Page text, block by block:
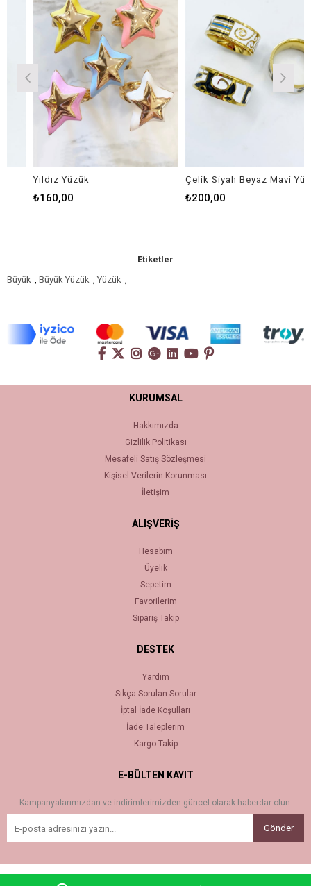
Yıldız Yüzük
₺160,00
Çelik Siyah Beyaz Mavi Yüzük
₺200,00
Etiketler
Büyük
Büyük Yüzük Yüzük
KURUMSAL
Hakkımızda
Gizlilik Politikası
Mesafeli Satış Sözleşmesi
Kişisel Verilerin Korunması
İletişim
ALIŞVERİŞ
Hesabım
Üyelik
Sepetim
Favorilerim
Sipariş Takip
DESTEK
Yardım
Sıkça Sorulan Sorular
İptal İade Koşulları
İade Taleplerim
Kargo Takip
E-BÜLTEN KAYIT
Kampanyalarımızdan ve indirimlerimizden güncel olarak haberdar olun.
Gönder